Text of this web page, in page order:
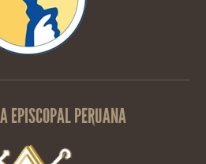
EPISCOPAL PERUANA